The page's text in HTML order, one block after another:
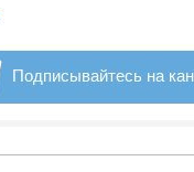
Подписывайтесь на